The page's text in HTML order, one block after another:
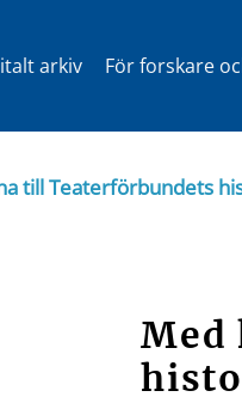
arkiv För forskare
till Teaterförbundets
Med